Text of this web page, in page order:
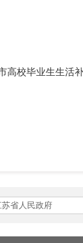
高校毕业生生活
苏省人民政府